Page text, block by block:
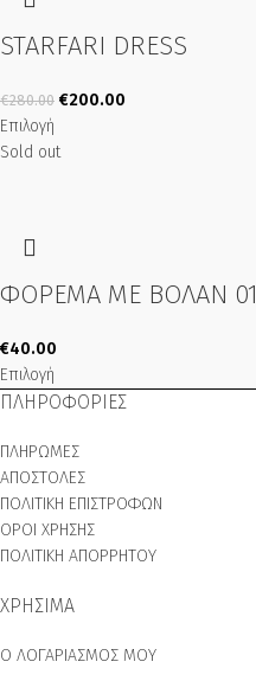
STARFARI DRESS
€280.00 €200.00
Επιλογή
Sold out
ΦΟΡΕΜΑ ΜΕ ΒΟΛΑΝ 01
€40.00
Επιλογή
ΠΛΗΡΟΦΟΡΙΕΣ
ΠΛΗΡΩΜΕΣ
ΑΠΟΣΤΟΛΕΣ
ΠΟΛΙΤΙΚΗ ΕΠΙΣΤΡΟΦΩΝ
ΟΡΟΙ ΧΡΗΣΗΣ
ΠΟΛΙΤΙΚΗ ΑΠΟΡΡΗΤΟΥ
ΧΡΗΣΙΜΑ
Ο ΛΟΓΑΡΙΑΣΜΟΣ ΜΟΥ